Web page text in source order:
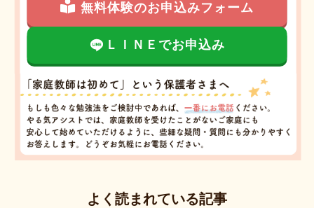
無料体験のお申込みフォーム
ＬＩＮＥでお申込み
よく読まれている記事